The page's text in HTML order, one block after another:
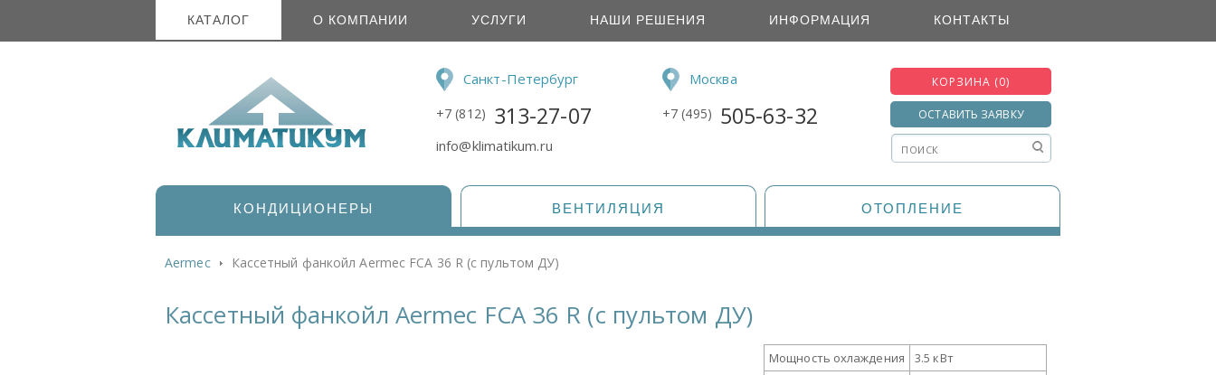
КАТАЛОГ О КОМПАНИИ УСЛУГИ НАШИ РЕШЕНИЯ ИНФОРМАЦИЯ КОНТАКТЫ
Санкт-Петербург
+7 (812) 313-27-07
info@klimatikum.ru
Москва
+7 (495) 505-63-32
КОРЗИНА (0)
ОСТАВИТЬ ЗАЯВКУ
КОНДИЦИОНЕРЫ ВЕНТИЛЯЦИЯ ОТОПЛЕНИЕ
Aermec Кассетный фанкойл Aermec FCA 36 R (с пультом ДУ)
Кассетный фанкойл Aermec FCA 36 R (с пультом ДУ)
Мощность охлаждения
3.5 кВт